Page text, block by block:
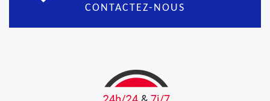
CONTACTEZ-NOUS